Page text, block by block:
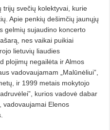
trijų svečių kolektyvai, kurie
Apie penkių dešimčių jaunųjų
gelmių sujaudino koncerto
nes vaikai puikiai
lietuvių liaudies
plojimų negailėta ir Almos
vadovaujamam „Malūnėliui”,
ir 1999 metais mokytojo
kurios vadovė dabar
vadovaujamai Elenos